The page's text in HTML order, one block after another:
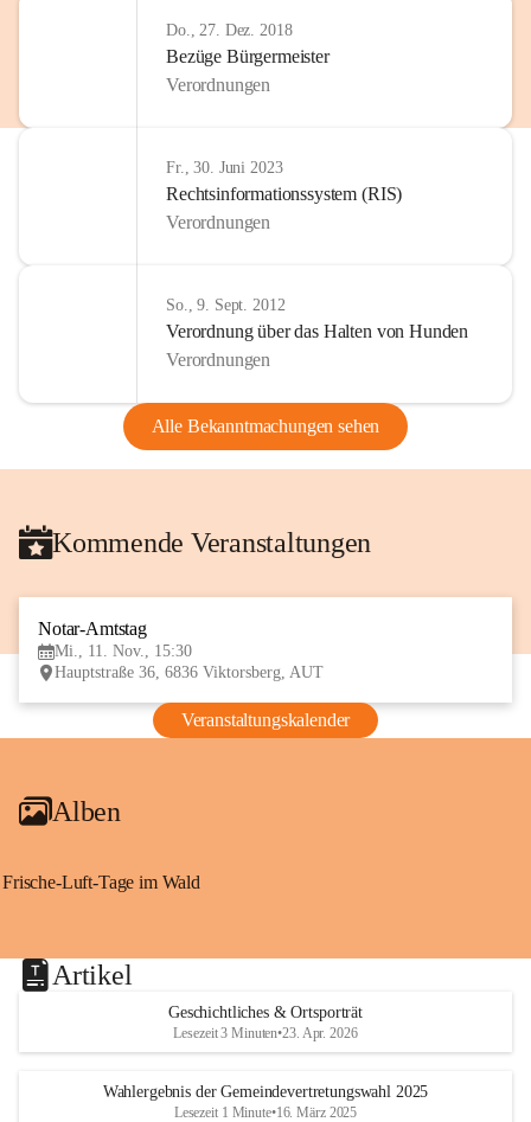
Do., 27. Dez. 2018
Bezüge Bürgermeister
Verordnungen
Fr., 30. Juni 2023
Rechtsinformationssystem (RIS)
Verordnungen
So., 9. Sept. 2012
Verordnung über das Halten von Hunden
Verordnungen
Alle Bekanntmachungen sehen
Kommende Veranstaltungen
Notar-Amtstag
Mi., 11. Nov., 15:30
Hauptstraße 36, 6836 Viktorsberg, AUT
Veranstaltungskalender
Alben
Frische-Luft-Tage im Wald
Artikel
Geschichtliches & Ortsporträt
Lesezeit 3 Minuten•23. Apr. 2026
Wahlergebnis der Gemeindevertretungswahl 2025
Lesezeit 1 Minute•16. März 2025